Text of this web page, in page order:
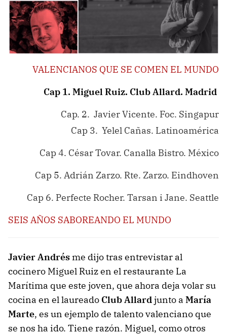
VALENCIANOS QUE SE COMEN EL MUNDO
Cap 1. Miguel Ruiz. Club Allard. Madrid
Cap. 2. Javier Vicente. Foc. Singapur
Cap 3. Yelel Cañas. Latinoamérica
Cap 4. César Tovar. Canalla Bistro. México
Cap 5. Adrián Zarzo. Rte. Zarzo. Eindhoven
Cap 6. Perfecte Rocher. Tarsan i Jane. Seattle
SEIS AÑOS SABOREANDO EL MUNDO
Javier Andrésme dijo tras entrevistar al
cocinero Miguel Ruiz en el restaurante La
Marítima que este joven, que ahora deja volar su
cocina en el laureado Club Allardjunto a María
Marte, es un ejemplo de talento valenciano que
se nos ha ido. Tiene razón. Miguel, como otros